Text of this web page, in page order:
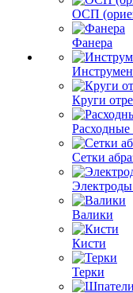
ОСП
Фанера
Круги
Сетки
Валики
Кисти
Терки